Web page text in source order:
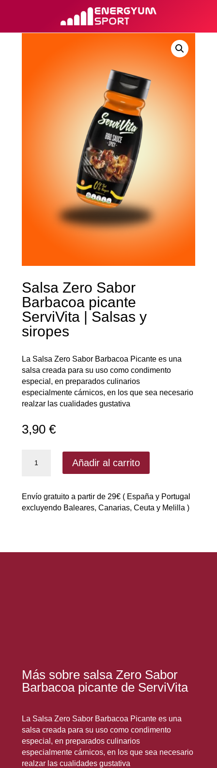
Salsa Zero Sabor
Barbacoa picante
ServiVita | Salsas y
siropes
La Salsa Zero Sabor Barbacoa Picante es una
salsa creada para su uso como condimento
especial, en preparados culinarios
especialmente cárnicos, en los que sea necesario
realzar las cualidades gustativa
3,90 €
Zero
picante
ServiVita
Añadir al carrito
Envío gratuito a partir de 29€ ( España y Portugal
excluyendo Baleares, Canarias, Ceuta y Melilla )
Más sobre salsa Zero Sabor
Barbacoa picante de ServiVita
La Salsa Zero Sabor Barbacoa Picante es una
salsa creada para su uso como condimento
especial, en preparados culinarios
especialmente cárnicos, en los que sea necesario
realzar las cualidades gustativa